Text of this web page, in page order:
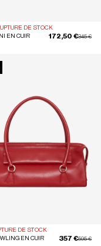
DE STOCK
EN CUIR
Prix réduit
345 €à
172,50 €
DE STOCK
EN CUIR
Prix réduit
595 €à
357 €